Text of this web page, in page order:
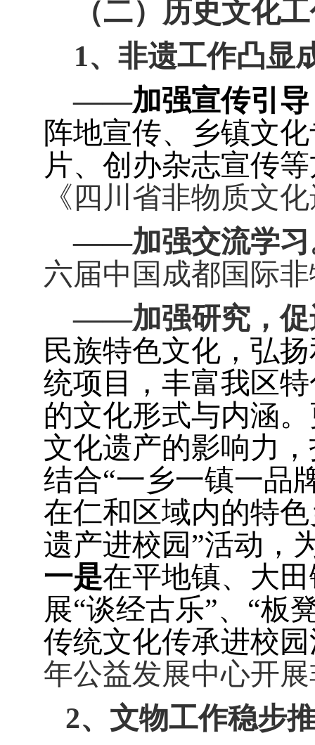
（二）历史文化
1、非遗工作凸显
——加强宣传引
阵地宣传、乡镇文
片、创办杂志宣传
《四川省非物质文
——加强交流学习
六届中国成都国际
——加强研究，促
民族特色文化，弘
统项目，丰富我区
的文化形式与内涵
文化遗产的影响力
结合“一乡一镇一品
在仁和区域内的特
遗产进校园”活动，
一是在平地镇、大
展“谈经古乐”、“板
传统文化传承进校
年公益发展中心开
2、文物工作稳步